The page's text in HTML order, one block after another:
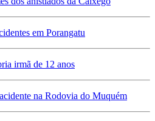
em Porangatu
irmã de 12 anos
na Rodovia do Muquém